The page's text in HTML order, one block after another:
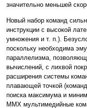
значительно меньшей
Новый набор команд
инструкции с высокой
умножения и т. п.).
поскольку необходима
параллелизма,
вычислений, с лихвой
расширения системы
плавающей точкой
поиска максимума и
MMX мультимедийные